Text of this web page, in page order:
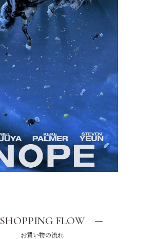
SHOPPING FLOW
お買い物の流れ